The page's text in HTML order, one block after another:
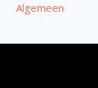
Algemeen